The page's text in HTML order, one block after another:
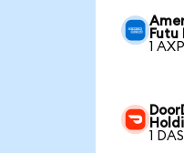
Futu
1
1